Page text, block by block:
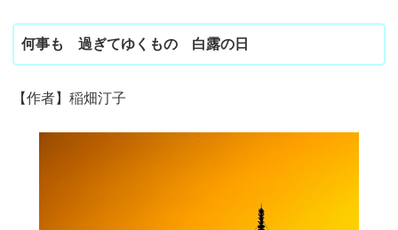
何事も 過ぎてゆくもの 白露の日
【作者】稲畑汀子